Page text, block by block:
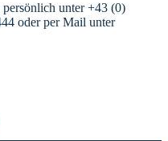
unter +43 (0)
oder per Mail unter